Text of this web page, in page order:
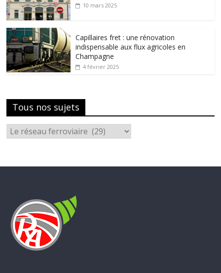
10 mars 2025
Capillaires fret : une rénovation
indispensable aux flux agricoles en
Champagne
4 février 2025
Tous nos sujets
Tous
nos